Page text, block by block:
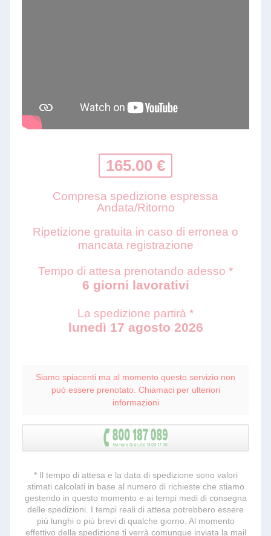
165.00 €
Compresa spedizione espressa
Andata/Ritorno
Ripetizione gratuita in caso di erronea o
mancata registrazione
Tempo di attesa prenotando adesso *
6 giorni lavorativi
La spedizione partirà *
lunedì 17 agosto 2026
Siamo spiacenti ma al momento questo servizio non
può essere prenotato. Chiamaci per ulteriori
informazioni
* Il tempo di attesa e la data di spedizione sono valori
stimati calcolati in base al numero di richieste che stiamo
gestendo in questo momento e ai tempi medi di consegna
delle spedizioni. I tempi reali di attesa potrebbero essere
più lunghi o più brevi di qualche giorno. Al momento
effettivo della spedizione ti verrà comunque inviata la mail